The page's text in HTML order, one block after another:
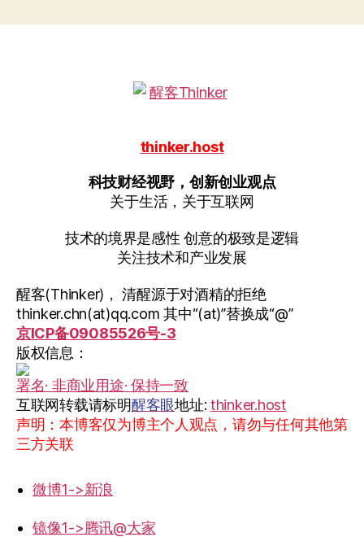
thinker.host
科技财经视野，创新创业观点
关于生活，关于互联网
技术的境界是感性 创意的极致是逻辑
关注技术和产业发展
醒客(Thinker)， 清醒源于对酒精的拒绝
thinker.chn(at)qq.com 其中“(at)”替换成“@”
京ICP备09085526号-3
版权信息：
署名· 非商业用途· 保持一致
互联网转载请标明醒客眼地址: thinker.host
声明：本博客仅为博主个人观点，请勿与任何其他第
三方关联
微博1->新浪
镜像1->腾讯@大家